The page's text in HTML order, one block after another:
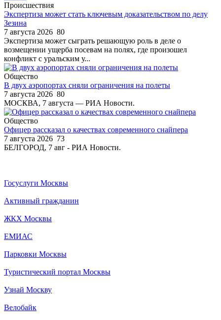
Происшествия
Экспертиза может стать ключевым доказательством по делу
Зезина
7 августа 2026 80
Экспертиза может сыграть решающую роль в деле о
возмещении ущерба посевам на полях, где произошел
конфликт с уральским у...
Общество
В двух аэропортах сняли ограничения на полеты
7 августа 2026 80
МОСКВА, 7 августа — РИА Новости.
Общество
Офицер рассказал о качествах современного снайпера
7 августа 2026 73
БЕЛГОРОД, 7 авг - РИА Новости.
Госуслуги Москвы
Активный гражданин
ЖКХ Москвы
ЕМИАС
Парковки Москвы
Туристический портал Москвы
Узнай Москву
Велобайк